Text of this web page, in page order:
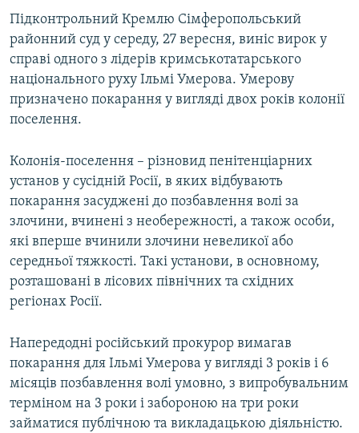
Підконтрольний Кремлю Сімферопольський
районний суд у середу, 27 вересня, виніс вирок у
справі одного з лідерів кримськотатарського
національного руху Ільмі Умерова. Умерову
призначено покарання у вигляді двох років колонії
поселення.
Колонія-поселення – різновид пенітенціарних
установ у сусідній Росії, в яких відбувають
покарання засуджені до позбавлення волі за
злочини, вчинені з необережності, а також особи,
які вперше вчинили злочини невеликої або
середньої тяжкості. Такі установи, в основному,
розташовані в лісових північних та східних
регіонах Росії.
Напередодні російський прокурор вимагав
покарання для Ільмі Умерова у вигляді 3 років і 6
місяців позбавлення волі умовно, з випробувальним
терміном на 3 роки і забороною на три роки
займатися публічною та викладацькою діяльністю.